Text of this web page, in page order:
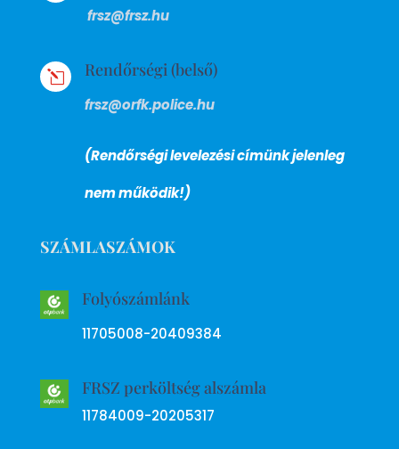
frsz@frsz.hu
l Rendőrségi (belső)
frsz@orfk.police.hu
(Rendőrségi levelezési címünk jelenleg
nem működik!)
SZÁMLASZÁMOK
Folyószámlánk
11705008-20409384
FRSZ perköltség alszámla
11784009-20205317